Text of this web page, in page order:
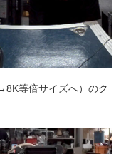
等倍サイズへ）のク